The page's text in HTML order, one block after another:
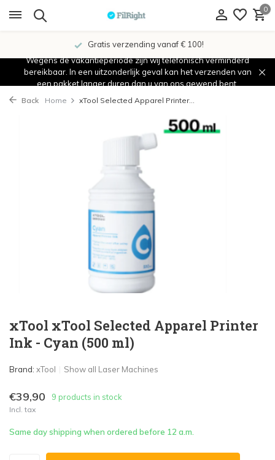
0
Gratis verzending vanaf € 100!
Wegens de vakantieperiode zijn wij telefonisch verminderd
bereikbaar. In een uitzonderlijk geval kan het verzenden van
een pakket langer duren dan u van ons gewend bent.
Back Home xTool Selected Apparel Printer...
xTool xTool Selected Apparel Printer
Ink - Cyan (500 ml)
Brand: xTool Show all Laser Machines
€39,90 9 products in stock
Incl. tax
Same day shipping when ordered before 12 a.m.